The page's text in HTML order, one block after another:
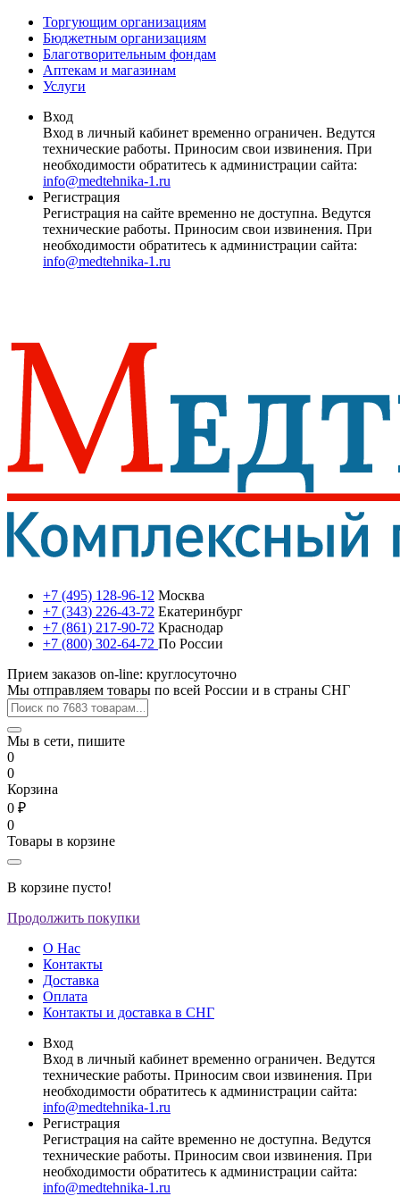
Торгующим организациям
Бюджетным организациям
Благотворительным фондам
Аптекам и магазинам
Услуги
Вход
Вход в личный кабинет временно ограничен. Ведутся
технические работы. Приносим свои извинения. При
необходимости обратитесь к администрации сайта:
info@medtehnika-1.ru
Регистрация
Регистрация на сайте временно не доступна. Ведутся
технические работы. Приносим свои извинения. При
необходимости обратитесь к администрации сайта:
info@medtehnika-1.ru
+7 (495) 128-96-12 Москва
+7 (343) 226-43-72 Екатеринбург
+7 (861) 217-90-72 Краснодар
+7 (800) 302-64-72 По России
Прием заказов on-line: круглосуточно
Мы отправляем товары по всей России и в страны СНГ
Мы в сети, пишите
0
0
Корзина
0 ₽
0
Товары в корзине
В корзине пусто!
Продолжить покупки
О Нас
Контакты
Доставка
Оплата
Контакты и доставка в СНГ
Вход
Вход в личный кабинет временно ограничен. Ведутся
технические работы. Приносим свои извинения. При
необходимости обратитесь к администрации сайта:
info@medtehnika-1.ru
Регистрация
Регистрация на сайте временно не доступна. Ведутся
технические работы. Приносим свои извинения. При
необходимости обратитесь к администрации сайта:
info@medtehnika-1.ru